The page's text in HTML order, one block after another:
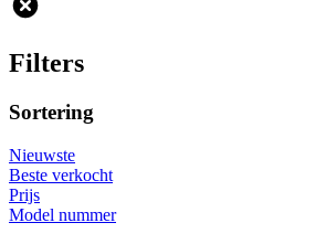
Filters
Sortering
Nieuwste
Beste verkocht
Prijs
Model nummer